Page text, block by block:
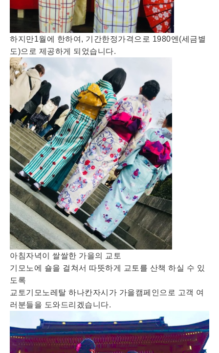
하지만1월에 한하여, 기간한정가격으로 1980엔(세금별
도)으로 제공하게 되었습니다.
아침자녁이 쌀쌀한 가을의 교토
기모노에 숄을 걸쳐서 따뜻하게 교토를 산책 하실 수 있
도록
교토기모노레탈 하나칸자시가 가을캠페인으로 고객 여
러분들을 도와드리겠습니다.